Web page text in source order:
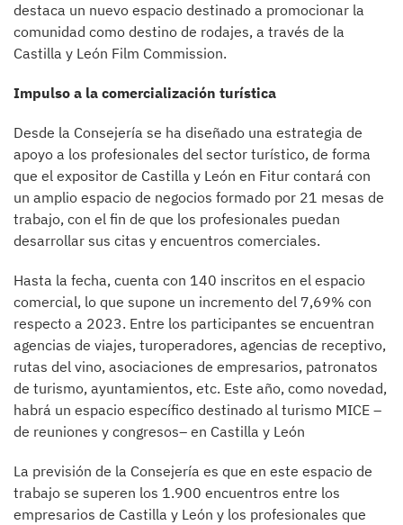
destaca un nuevo espacio destinado a promocionar la
comunidad como destino de rodajes, a través de la
Castilla y León Film Commission.
Impulso a la comercialización turística
Desde la Consejería se ha diseñado una estrategia de
apoyo a los profesionales del sector turístico, de forma
que el expositor de Castilla y León en Fitur contará con
un amplio espacio de negocios formado por 21 mesas de
trabajo, con el fin de que los profesionales puedan
desarrollar sus citas y encuentros comerciales.
Hasta la fecha, cuenta con 140 inscritos en el espacio
comercial, lo que supone un incremento del 7,69% con
respecto a 2023. Entre los participantes se encuentran
agencias de viajes, turoperadores, agencias de receptivo,
rutas del vino, asociaciones de empresarios, patronatos
de turismo, ayuntamientos, etc. Este año, como novedad,
habrá un espacio específico destinado al turismo MICE –
de reuniones y congresos– en Castilla y León
La previsión de la Consejería es que en este espacio de
trabajo se superen los 1.900 encuentros entre los
empresarios de Castilla y León y los profesionales que